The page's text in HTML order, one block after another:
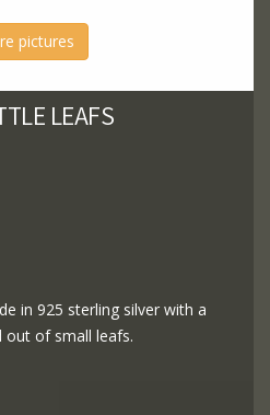
pictures
LEAFS
in 925 sterling silver with a
out of small leafs.